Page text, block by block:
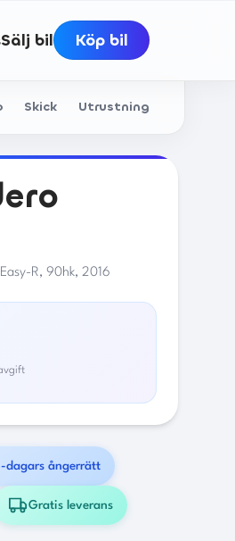
Sälj bil Köp bil
Skick Utrustning
R, 90hk, 2016
dagars ångerrätt
Gratis leverans